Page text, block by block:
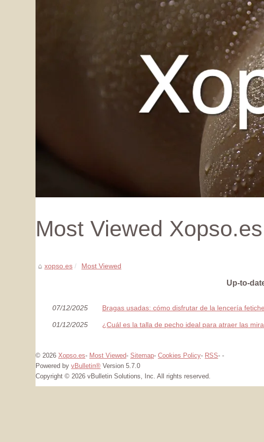
Most Viewed
xopso.es Most Viewed
Up-to-
07/12/2025 Bragas usadas: cómo disfrutar de la lencería
01/12/2025 ¿Cuál es la talla de pecho ideal para atraer las
© 2026 Xopso.es- Most Viewed- Sitemap- Cookies Policy- RSS- -
Powered by vBulletin® Version 5.7.0
Copyright © 2026 vBulletin Solutions, Inc. All rights reserved.